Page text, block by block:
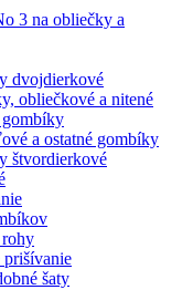
3 na obliečky a
dvojdierkové
obliečkové a nitené
a ostatné gombíky
štvordierkové
prišívanie
šaty